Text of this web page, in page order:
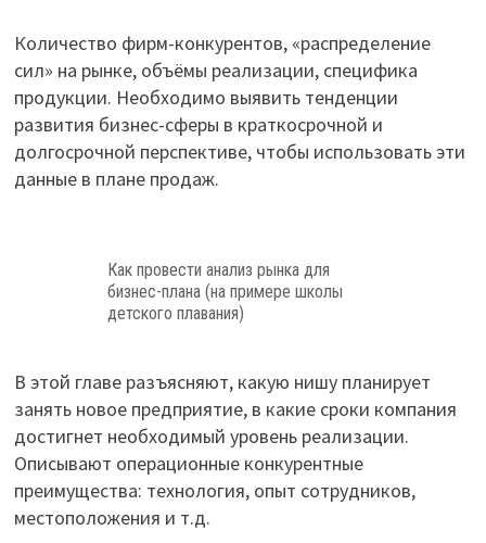
Количество фирм-конкурентов, «распределение
сил» на рынке, объёмы реализации, специфика
продукции. Необходимо выявить тенденции
развития бизнес-сферы в краткосрочной и
долгосрочной перспективе, чтобы использовать эти
данные в плане продаж.
Как провести анализ рынка для
бизнес-плана (на примере школы
детского плавания)
В этой главе разъясняют, какую нишу планирует
занять новое предприятие, в какие сроки компания
достигнет необходимый уровень реализации.
Описывают операционные конкурентные
преимущества: технология, опыт сотрудников,
местоположения и т.д.